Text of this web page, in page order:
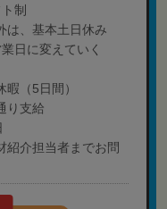
制
は、基本土日休み
日に変えていく
暇（5日間）
り支給
紹介担当者までお問